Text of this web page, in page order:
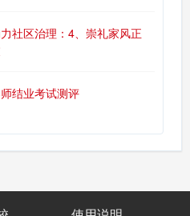
社区治理：4、崇礼家风正
结业考试测评